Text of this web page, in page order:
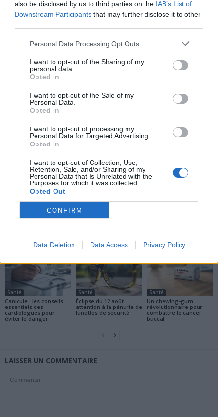
also be disclosed by us to third parties on the IAB’s List of
Downstream Participants that may further disclose it to other
Personal Data Processing Opt Outs
I want to opt-out of the Sharing of my
personal data.
Opted In
I want to opt-out of the Sale of my
Personal Data.
Opted In
I want to opt-out of processing my
Personal Data for Targeted Advertising.
Opted In
I want to opt-out of Collection, Use,
Retention, Sale, and/or Sharing of my
Personal Data that Is Unrelated with the
Purposes for which it was collected.
Opted Out
CONFIRM
Data Deletion Data Access Privacy Policy
ou privilégier le vélo, permettent d’augmenter facilement le niveau
d’activité physique et d’améliorer la santé globale.
Article précédent
Mémoire : la taille du
cerveau ne compte pas, la
qualité des connexions oui
Article suivant
Syndrome de la personne
gèle le corps
news
Santé
Canicule : les conseils
essentiels des
cardiologues pour
éviter le danger
Santé
Éclipse du 12 août :
attention à la pénurie de
lunettes de sécurité
Santé
Un chewing-gum
révolutionnaire pour
combattre le cancer
buccal
LAISSER UN COMMENTAIRE